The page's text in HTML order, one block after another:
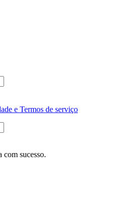
e Termos de serviço
com sucesso.